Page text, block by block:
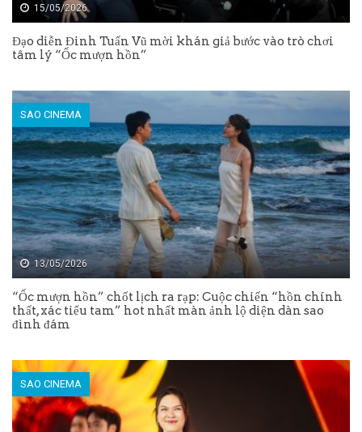
15/05/2026
Đạo diễn Đinh Tuấn Vũ mời khán giả bước vào trò chơi
tâm lý “Ốc mượn hồn”
SAO CINEMA
13/05/2026
“Ốc mượn hồn” chốt lịch ra rạp: Cuộc chiến “hồn chính
thất, xác tiểu tam” hot nhất màn ảnh lộ diện dàn sao
đình đám
SAO CINEMA